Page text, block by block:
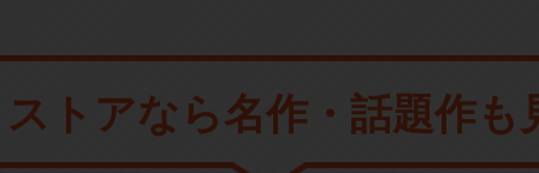
トアなら名作・話題作も